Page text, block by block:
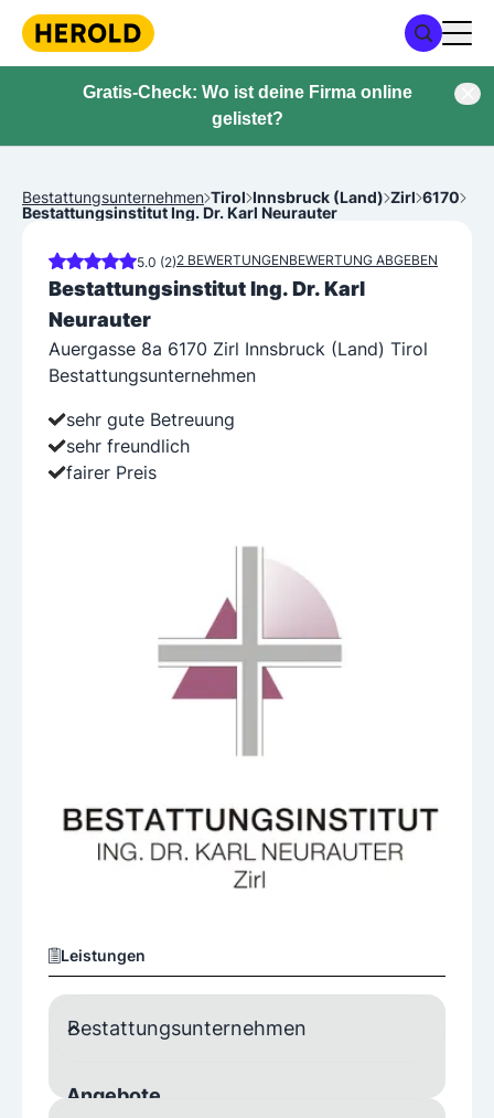
Gratis-Check: Wo ist deine Firma online
gelistet?
Bestattungsunternehmen Tirol Innsbruck (Land) Zirl 6170
Bestattungsinstitut Ing. Dr. Karl Neurauter
5.0 (2)2 BEWERTUNGENBEWERTUNG ABGEBEN
Bestattungsinstitut Ing. Dr. Karl
Neurauter
Auergasse 8a 6170 Zirl Innsbruck (Land) Tirol
Bestattungsunternehmen
sehr gute Betreuung
sehr freundlich
fairer Preis
Leistungen
Bestattungsunternehmen
Angebote